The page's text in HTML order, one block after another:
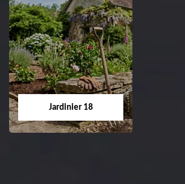
Dessouchage arbre
et haie 18
Entreprise dessouchage
arbre et haie 18 Cher
Jardinier 18